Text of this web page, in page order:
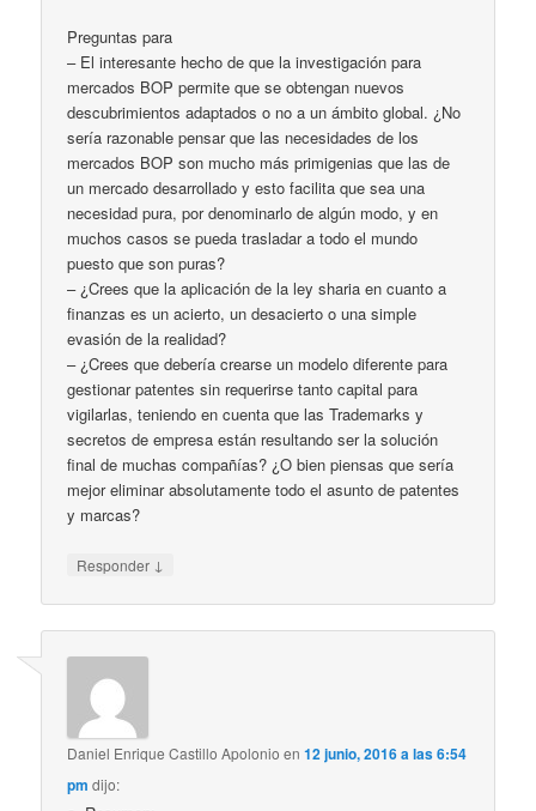
Preguntas para
– El interesante hecho de que la investigación para
mercados BOP permite que se obtengan nuevos
descubrimientos adaptados o no a un ámbito global. ¿No
sería razonable pensar que las necesidades de los
mercados BOP son mucho más primigenias que las de
un mercado desarrollado y esto facilita que sea una
necesidad pura, por denominarlo de algún modo, y en
muchos casos se pueda trasladar a todo el mundo
puesto que son puras?
– ¿Crees que la aplicación de la ley sharia en cuanto a
finanzas es un acierto, un desacierto o una simple
evasión de la realidad?
– ¿Crees que debería crearse un modelo diferente para
gestionar patentes sin requerirse tanto capital para
vigilarlas, teniendo en cuenta que las Trademarks y
secretos de empresa están resultando ser la solución
final de muchas compañías? ¿O bien piensas que sería
mejor eliminar absolutamente todo el asunto de patentes
y marcas?
Responder ↓
Daniel Enrique Castillo Apolonio en12 junio, 2016 a las 6:54
pm dijo: